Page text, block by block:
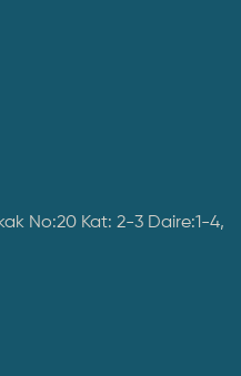
No:20 Kat: 2-3 Daire:1-4,